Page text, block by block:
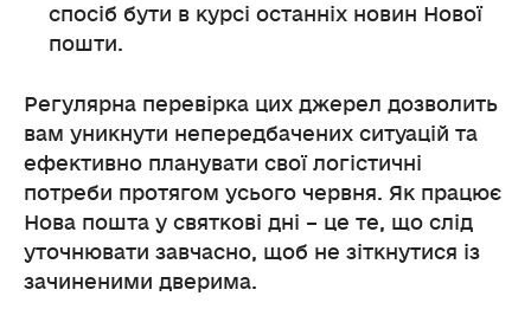
спосіб бути в курсі останніх новин Нової
пошти.
Регулярна перевірка цих джерел дозволить
вам уникнути непередбачених ситуацій та
ефективно планувати свої логістичні
потреби протягом усього червня. Як працює
Нова пошта у святкові дні – це те, що слід
уточнювати завчасно, щоб не зіткнутися із
зачиненими дверима.